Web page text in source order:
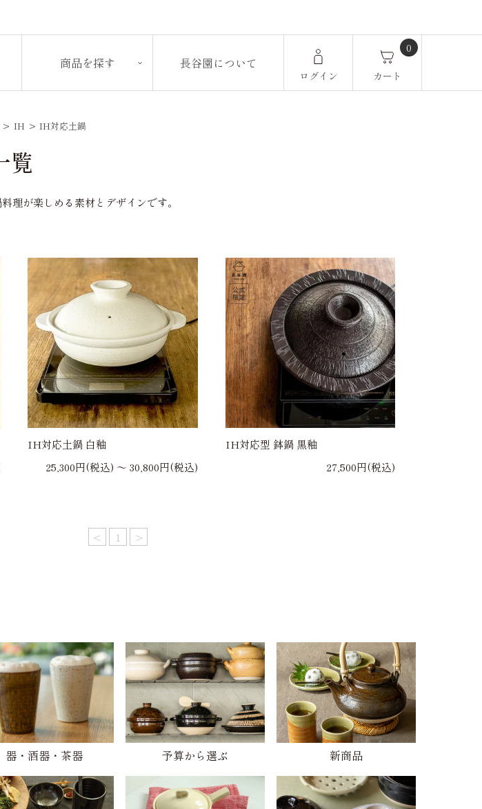
商品を探す 長谷園について
ログイン
0
カート
> IH > IH対応土鍋
覧
理が楽しめる素材とデザインです。
IH対応土鍋 白釉
25,300円(税込) 〜 30,800円(税込)
IH対応型 鉢鍋 黒釉
27,500円(税込)
< 1 >
器・酒器・茶器 予算から選ぶ 新商品